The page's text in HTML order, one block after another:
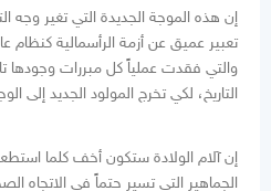
إن هذه الموجة الجديدة التي تغير وجه
تعبير عميق عن أزمة الرأسمالية كنظام
والتي فقدت عملياً كل مبررات وجودها
التاريخ، لكي تخرج المولود الجديد إلى
إن آلام الولادة ستكون أخف كلما
الجماهير التي تسير حتماً في الاتجاه